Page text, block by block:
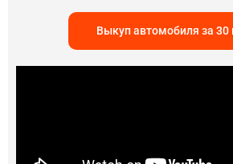
Выкуп автомобиля за 30